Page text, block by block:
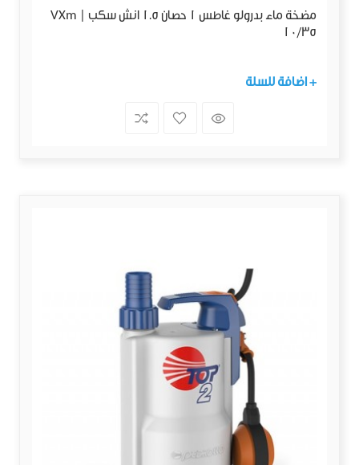
مضخة ماء بدرولو غاطس 1 حصان 1.5 انش سكب | VXm
10/35
+ اضافة للسلة